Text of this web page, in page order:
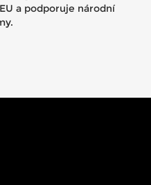
a podporuje národní